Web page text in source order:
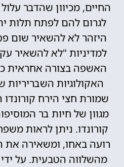
החיים, מכיוון שהדבר
לגרום להם לפתח תלות
היזהר לא להשאיר שום
למדיניות "לא להשאיר
האשפה בצורה אחראית
האקולוגיות
שמורת חצי הירח
מגוון של חיות בר
קורונדו. ניתן לראות
רועה באחו, ומשאירה את
מהשלווה הטבעית. על